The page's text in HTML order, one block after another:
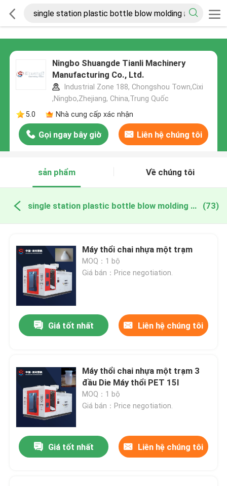
Ningbo Shuangde Tianli Machinery
Manufacturing Co., Ltd.
Industrial Zone 188, Chongshou Town,Cixi
,Ningbo,Zhejiang, China,Trung Quốc
5.0
Nhà cung cấp xác nhận
Gọi ngay bây giờ Liên hệ chúng tôi
sản phẩm Về chúng tôi
single station plastic bottle blow molding machine sản xuất trực tuyến (73)
Máy thổi chai nhựa một trạm
MOQ：1 bộ
Giá bán：Price negotiation.
Giá tốt nhất Liên hệ chúng tôi
Máy thổi chai nhựa một trạm 3
đầu Die Máy thổi PET 15l
MOQ：1 bộ
Giá bán：Price negotiation.
Giá tốt nhất Liên hệ chúng tôi